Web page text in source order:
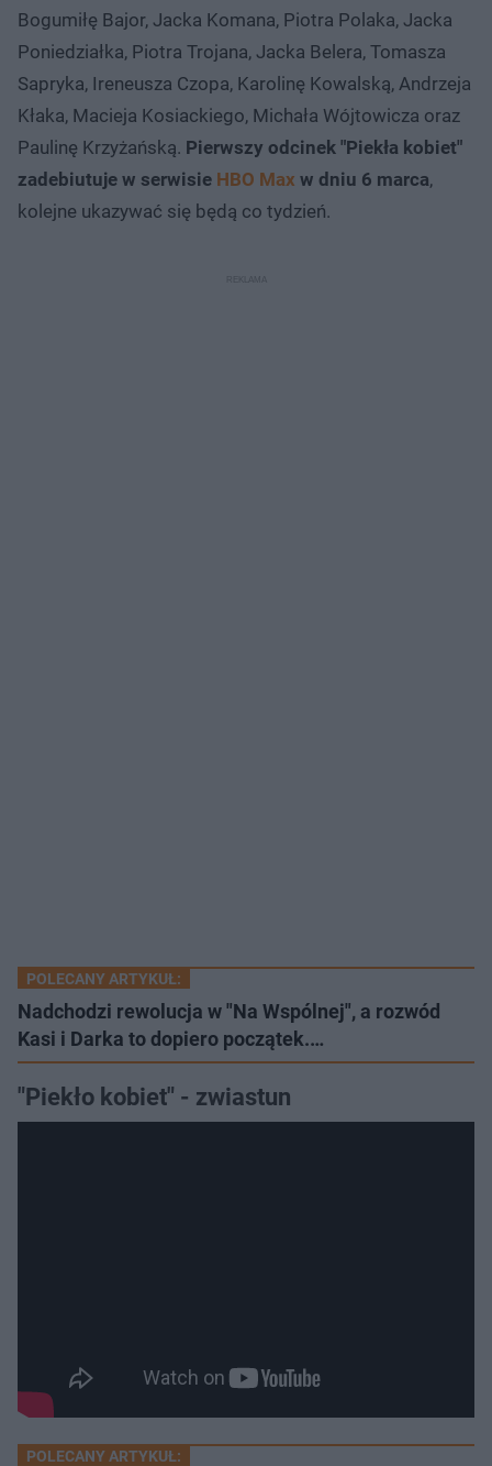
Bogumiłę Bajor, Jacka Komana, Piotra Polaka, Jacka
Poniedziałka, Piotra Trojana, Jacka Belera, Tomasza
Sapryka, Ireneusza Czopa, Karolinę Kowalską, Andrzeja
Kłaka, Macieja Kosiackiego, Michała Wójtowicza oraz
Paulinę Krzyżańską. Pierwszy odcinek "Piekła kobiet"
zadebiutuje w serwisie HBO Max w dniu 6 marca,
kolejne ukazywać się będą co tydzień.
POLECANY ARTYKUŁ:
Nadchodzi rewolucja w "Na Wspólnej", a rozwód
Kasi i Darka to dopiero początek.…
"Piekło kobiet" - zwiastun
POLECANY ARTYKUŁ: